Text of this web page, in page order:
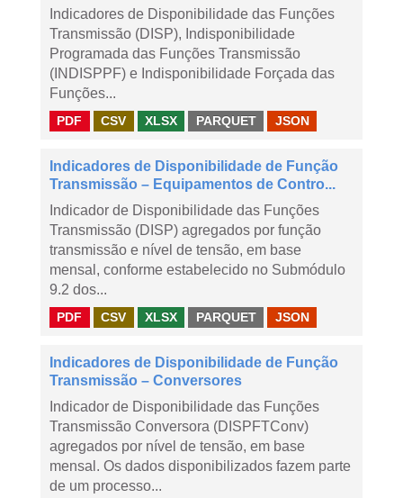
Indicadores de Disponibilidade das Funções
Transmissão (DISP), Indisponibilidade
Programada das Funções Transmissão
(INDISPPF) e Indisponibilidade Forçada das
Funções...
PDF CSV XLSX PARQUET JSON
Indicadores de Disponibilidade de Função
Transmissão – Equipamentos de Contro...
Indicador de Disponibilidade das Funções
Transmissão (DISP) agregados por função
transmissão e nível de tensão, em base
mensal, conforme estabelecido no Submódulo
9.2 dos...
PDF CSV XLSX PARQUET JSON
Indicadores de Disponibilidade de Função
Transmissão – Conversores
Indicador de Disponibilidade das Funções
Transmissão Conversora (DISPFTConv)
agregados por nível de tensão, em base
mensal. Os dados disponibilizados fazem parte
de um processo...